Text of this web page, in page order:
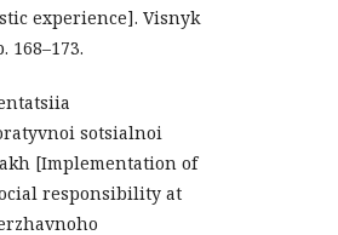
experience]. Visnyk
168–173.
sotsialnoi
[Implementation of
responsibility at